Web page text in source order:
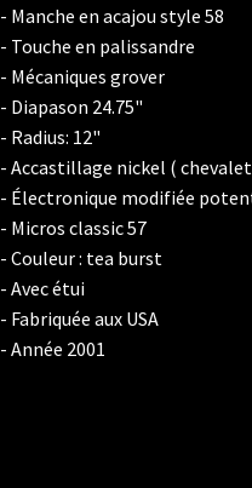
- Manche en acajou style 58
- Touche en palissandre
- Mécaniques grover
- Diapason 24.75"
- Radius: 12"
- Accastillage nickel ( chevalet
- Électronique modifiée
- Micros classic 57
- Couleur : tea burst
- Avec étui
- Fabriquée aux USA
- Année 2001